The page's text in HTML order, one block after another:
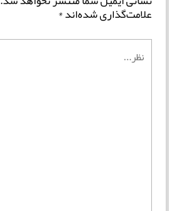
علامت‌گذاری شده‌اند*